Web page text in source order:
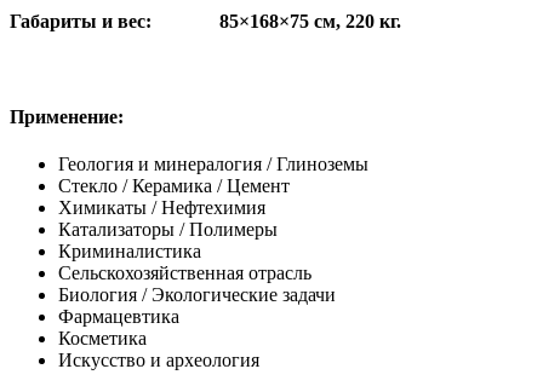
Габариты и вес: 85×168×75 см, 220 кг.
Применение:
Геология и минералогия / Глиноземы
Стекло / Керамика / Цемент
Химикаты / Нефтехимия
Катализаторы / Полимеры
Криминалистика
Сельскохозяйственная отрасль
Биология / Экологические задачи
Фармацевтика
Косметика
Искусство и археология